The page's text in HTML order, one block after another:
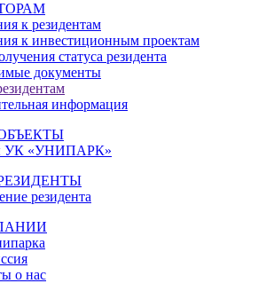
к резидентам
к инвестиционным проектам
статуса резидента
документы
информация
УК «УНИПАРК»
резидента
о нас